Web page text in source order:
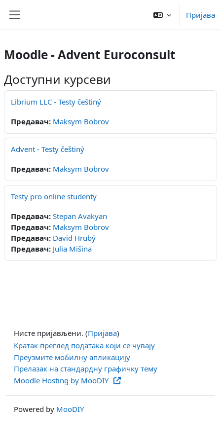
Пријава
Moodle - Advent Euroconsult
Доступни курсеви
Librium LLC - Testy češtiný
Предавач: Maksym Bobrov
Advent - Testy češtiný
Предавач: Maksym Bobrov
Testy pro online studenty
Предавач: Stepan Avakyan
Предавач: Maksym Bobrov
Предавач: David Hrubý
Предавач: Julia Mišina
Нисте пријављени. (Пријава)
Кратак преглед података који се чувају
Преузмите мобилну апликацију
Прелазак на стандардну графичку тему
Moodle Hosting by MooDIY
Powered by MooDIY